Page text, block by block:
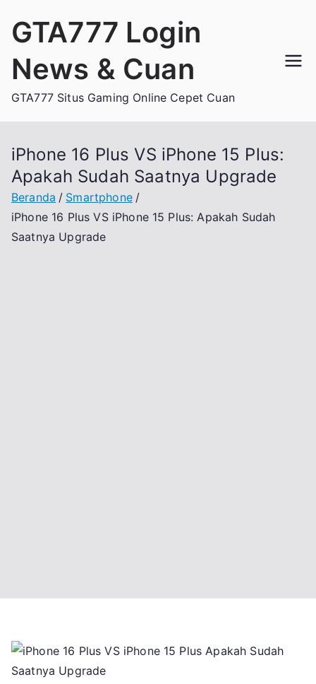
GTA777 Login
News & Cuan
GTA777 Situs Gaming Online Cepet Cuan
iPhone 16 Plus VS iPhone 15 Plus:
Apakah Sudah Saatnya Upgrade
Beranda
Smartphone
iPhone 16 Plus VS iPhone 15 Plus: Apakah Sudah
Saatnya Upgrade